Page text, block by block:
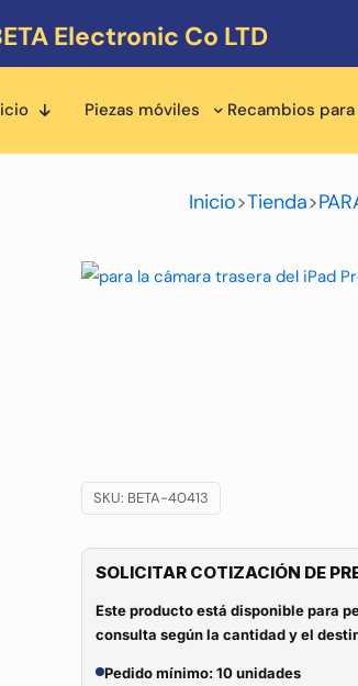
Electronic Co LTD
Piezas móviles Recambios
Inicio>Tienda>
SKU: BETA-40413
SOLICITAR COTIZACIÓN DE
Este producto está disponible para
consulta según la cantidad y el
Pedido mínimo: 10 unidades